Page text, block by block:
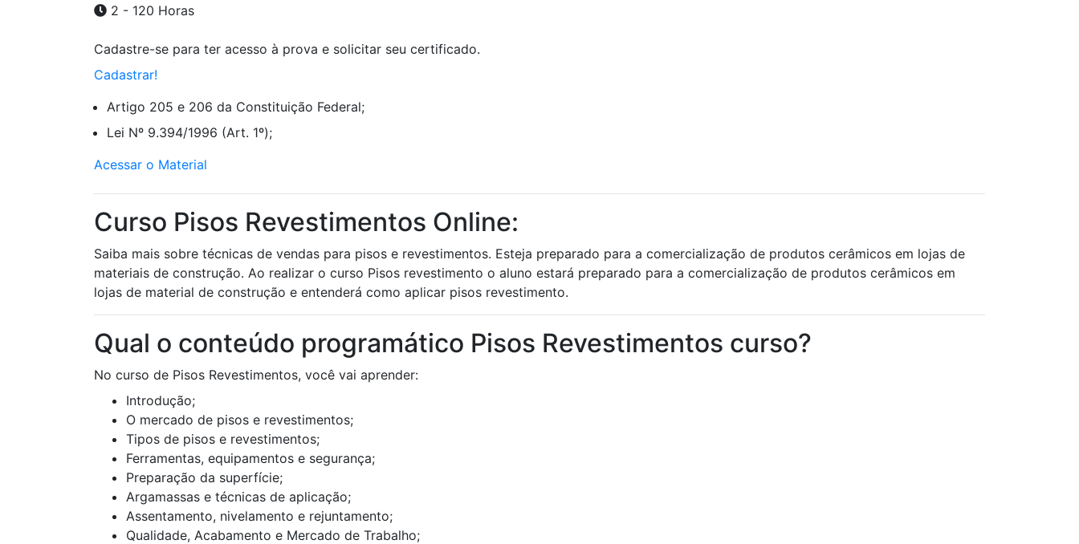
2 - 120 Horas
Cadastre-se para ter acesso à prova e solicitar seu certificado.
Cadastrar!
Artigo 205 e 206 da Constituição Federal;
Lei Nº 9.394/1996 (Art. 1º);
Acessar o Material
Curso Pisos Revestimentos Online:
Saiba mais sobre técnicas de vendas para pisos e revestimentos. Esteja preparado para a comercialização de produtos cerâmicos em lojas de
materiais de construção. Ao realizar o curso Pisos revestimento o aluno estará preparado para a comercialização de produtos cerâmicos em
lojas de material de construção e entenderá como aplicar pisos revestimento.
Qual o conteúdo programático Pisos Revestimentos curso?
No curso de Pisos Revestimentos, você vai aprender:
Introdução;
O mercado de pisos e revestimentos;
Tipos de pisos e revestimentos;
Ferramentas, equipamentos e segurança;
Preparação da superfície;
Argamassas e técnicas de aplicação;
Assentamento, nivelamento e rejuntamento;
Qualidade, Acabamento e Mercado de Trabalho;